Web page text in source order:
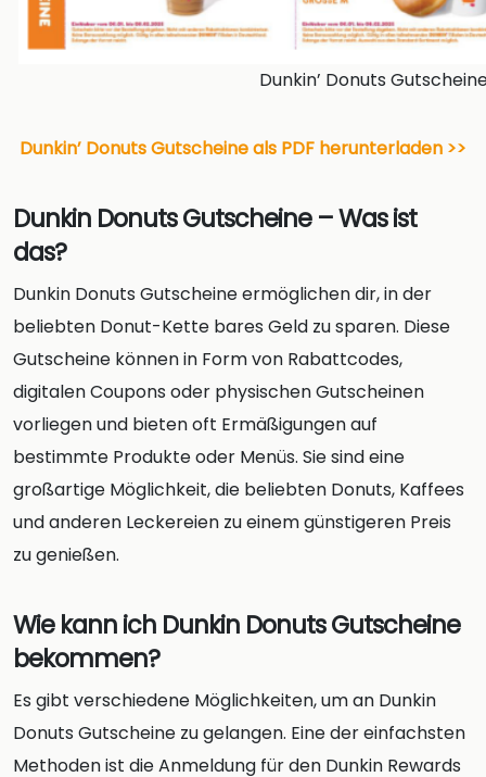
Dunkin’ Donuts
Dunkin’ Donuts Gutscheine als PDF herunterladen >>
Dunkin Donuts Gutscheine – Was ist
das?
Dunkin Donuts Gutscheine ermöglichen dir, in der
beliebten Donut-Kette bares Geld zu sparen. Diese
Gutscheine können in Form von Rabattcodes,
digitalen Coupons oder physischen Gutscheinen
vorliegen und bieten oft Ermäßigungen auf
bestimmte Produkte oder Menüs. Sie sind eine
großartige Möglichkeit, die beliebten Donuts, Kaffees
und anderen Leckereien zu einem günstigeren Preis
zu genießen.
Wie kann ich Dunkin Donuts Gutscheine
bekommen?
Es gibt verschiedene Möglichkeiten, um an Dunkin
Donuts Gutscheine zu gelangen. Eine der einfachsten
Methoden ist die Anmeldung für den Dunkin Rewards